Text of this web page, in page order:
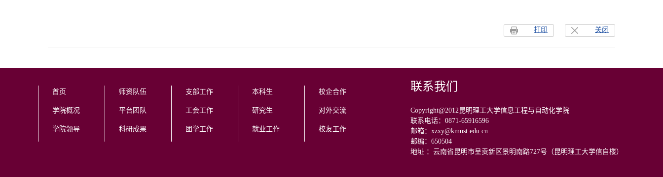
关闭
打印
首页
学院概况
学院领导
师资队伍
平台团队
科研成果
支部工作
工会工作
团学工作
本科生
研究生
就业工作
校企合作
对外交流
校友工作
联系我们
Copyright@2012昆明理工大学信息工程与自动化学院
联系电话：0871-65916596
邮箱：xzxy@kmust.edu.cn
邮编：650504
地址 ：云南省昆明市呈贡新区景明南路727号（昆明理工大学信自楼）